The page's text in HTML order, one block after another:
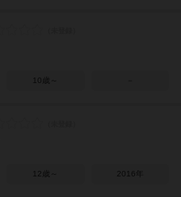
10歳～
12歳～ 2016年